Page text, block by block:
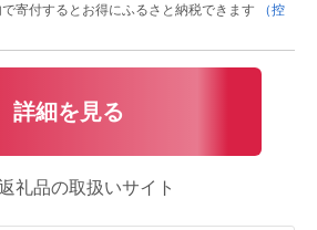
寄付するとお得にふるさと納税できます
（控
詳細を見る
礼品の取扱いサイト